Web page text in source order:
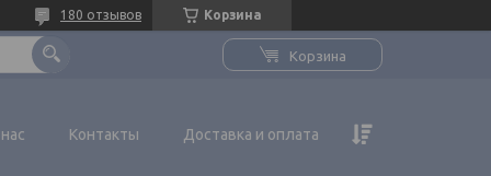
Корзина
180 отзывов
Корзина
Контакты Доставка и оплата